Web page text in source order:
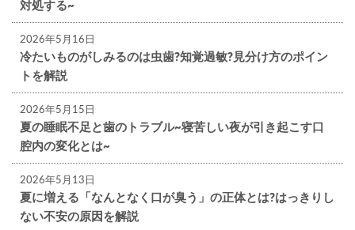
対処する~
2026年5月16日
冷たいものがしみるのは虫歯?知覚過敏?見分け方のポイン
トを解説
2026年5月15日
夏の睡眠不足と歯のトラブル~寝苦しい夜が引き起こす口
腔内の変化とは~
2026年5月13日
夏に増える「なんとなく口が臭う」の正体とは?はっきりし
ない不安の原因を解説